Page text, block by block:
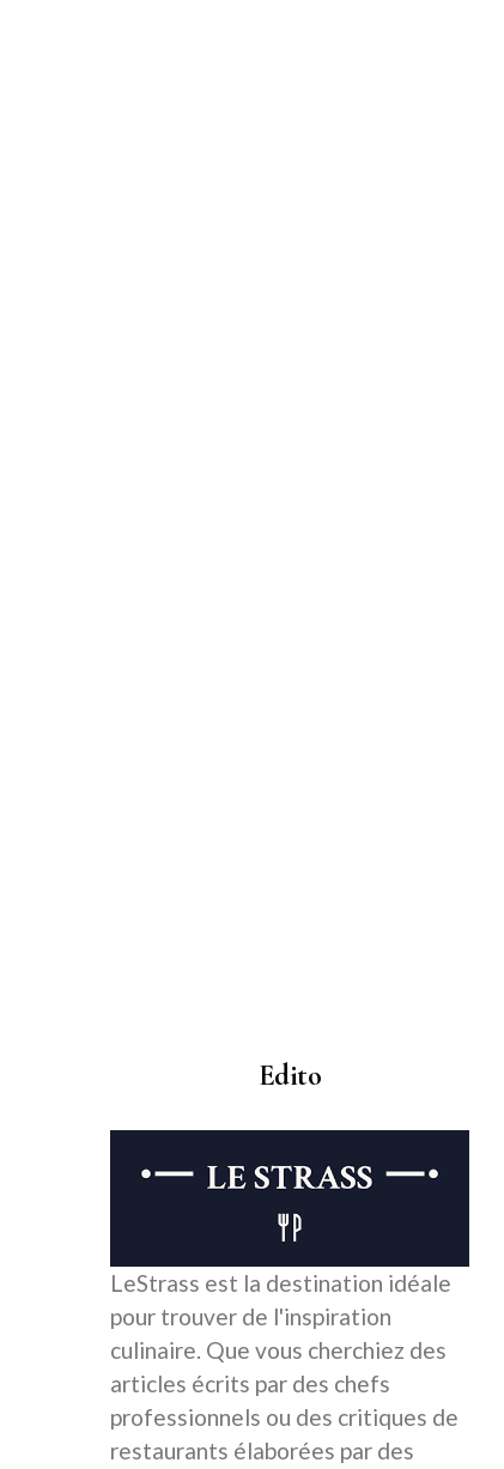
Edito
LeStrass est la destination idéale
pour trouver de l'inspiration
culinaire. Que vous cherchiez des
articles écrits par des chefs
professionnels ou des critiques de
restaurants élaborées par des